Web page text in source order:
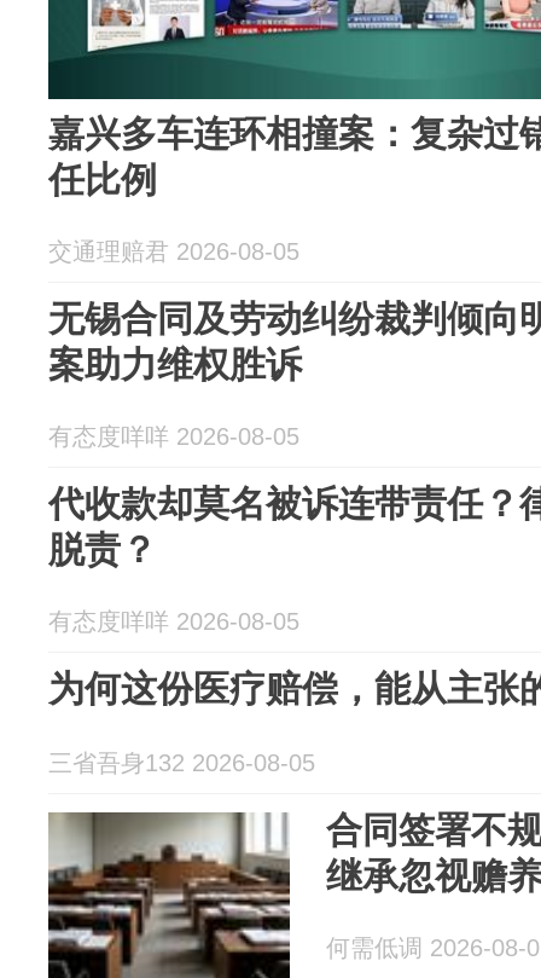
嘉兴多车连环相撞案：复杂过
任比例
交通理赔君 2026-08-05
无锡合同及劳动纠纷裁判倾向
案助力维权胜诉
有态度咩咩 2026-08-05
代收款却莫名被诉连带责任？
脱责？
有态度咩咩 2026-08-05
为何这份医疗赔偿，能从主张
三省吾身132 2026-08-05
合同签署不
继承忽视赡
何需低调 2026-08-